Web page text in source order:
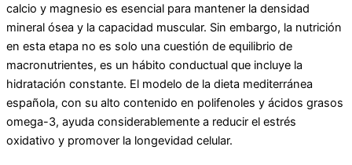
calcio y magnesio es esencial para mantener la densidad
mineral ósea y la capacidad muscular. Sin embargo, la nutrición
en esta etapa no es solo una cuestión de equilibrio de
macronutrientes, es un hábito conductual que incluye la
hidratación constante. El modelo de la dieta mediterránea
española, con su alto contenido en polifenoles y ácidos grasos
omega-3, ayuda considerablemente a reducir el estrés
oxidativo y promover la longevidad celular.